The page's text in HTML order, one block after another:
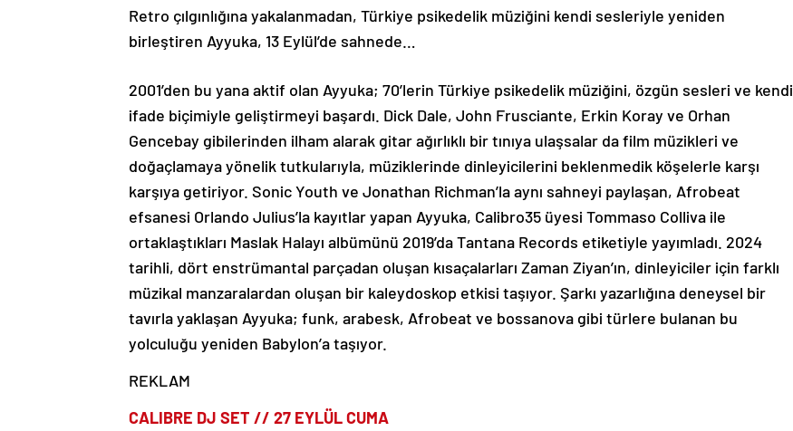
Retro çılgınlığına yakalanmadan, Türkiye psikedelik müziğini kendi sesleriyle yeniden
birleştiren Ayyuka, 13 Eylül’de sahnede…
2001’den bu yana aktif olan Ayyuka; 70’lerin Türkiye psikedelik müziğini, özgün sesleri ve kendi
ifade biçimiyle geliştirmeyi başardı. Dick Dale, John Frusciante, Erkin Koray ve Orhan
Gencebay gibilerinden ilham alarak gitar ağırlıklı bir tınıya ulaşsalar da film müzikleri ve
doğaçlamaya yönelik tutkularıyla, müziklerinde dinleyicilerini beklenmedik köşelerle karşı
karşıya getiriyor. Sonic Youth ve Jonathan Richman’la aynı sahneyi paylaşan, Afrobeat
efsanesi Orlando Julius’la kayıtlar yapan Ayyuka, Calibro35 üyesi Tommaso Colliva ile
ortaklaştıkları Maslak Halayı albümünü 2019’da Tantana Records etiketiyle yayımladı. 2024
tarihli, dört enstrümantal parçadan oluşan kısaçalarları Zaman Ziyan’ın, dinleyiciler için farklı
müzikal manzaralardan oluşan bir kaleydoskop etkisi taşıyor. Şarkı yazarlığına deneysel bir
tavırla yaklaşan Ayyuka; funk, arabesk, Afrobeat ve bossanova gibi türlere bulanan bu
yolculuğu yeniden Babylon’a taşıyor.
REKLAM
CALIBRE DJ SET // 27 EYLÜL CUMA